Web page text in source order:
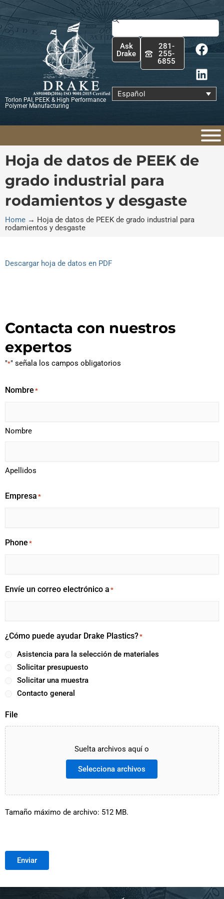
Ir
al
contenido
Torlon PAI, PEEK & High Performance
Polymer Manufacturing
Buscar
Ask
Drake
281-
255-
6855
F
a
c
e
b
o
k
L
i
n
k
e
d
n
Español
Hoja de datos de PEEK de
grado industrial para
rodamientos y desgaste
Home → Hoja de datos de PEEK de grado industrial para
rodamientos y desgaste
Descargar hoja de datos en PDF
Contacta con nuestros
expertos
"*" señala los campos obligatorios
Nombre *
Nombre
Apellidos
Empresa *
Phone *
Envíe un correo electrónico a *
¿Cómo puede ayudar Drake Plastics?*
Asistencia para la selección de materiales
Solicitar presupuesto
Solicitar una muestra
Contacto general
File
Suelta archivos aquí o
Selecciona archivos
Tamaño máximo de archivo: 512 MB.
Enviar